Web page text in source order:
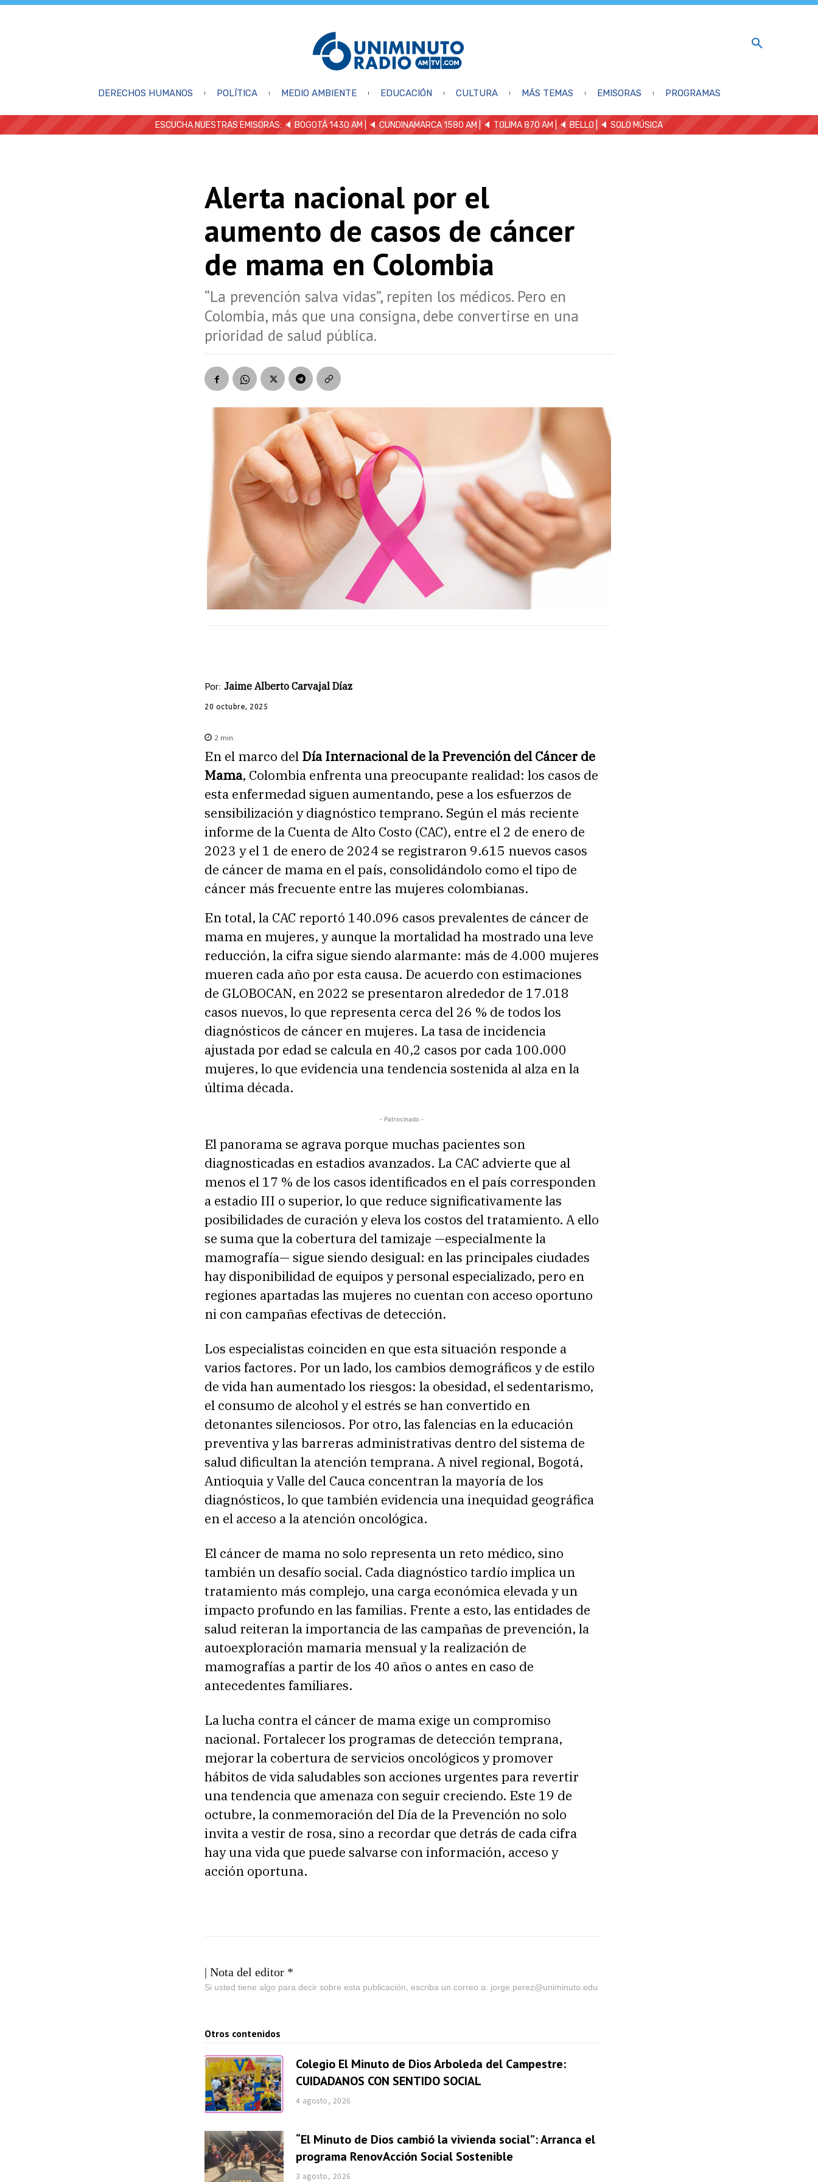
DERECHOS HUMANOS POLÍTICA MEDIO AMBIENTE EDUCACIÓN CULTURA MÁS TEMAS EMISORAS PROGRAMAS
ESCUCHA NUESTRAS EMISORAS: 🔈 BOGOTÁ 1430 AM | 🔈 CUNDINAMARCA 1580 AM | 🔈 TOLIMA 870 AM | 🔈 BELLO 🔈 SOLO MÚSICA
Alerta nacional por el
aumento de casos de cáncer
de mama en Colombia
“La prevención salva vidas”, repiten los médicos. Pero en
Colombia, más que una consigna, debe convertirse en una
prioridad de salud pública.
Por: Jaime Alberto Carvajal Díaz
20 octubre, 2025
2 min.
En el marco del Día Internacional de la Prevención del Cáncer de
Mama, Colombia enfrenta una preocupante realidad: los casos de
esta enfermedad siguen aumentando, pese a los esfuerzos de
sensibilización y diagnóstico temprano. Según el más reciente
informe de la Cuenta de Alto Costo (CAC), entre el 2 de enero de
2023 y el 1 de enero de 2024 se registraron 9.615 nuevos casos
de cáncer de mama en el país, consolidándolo como el tipo de
cáncer más frecuente entre las mujeres colombianas.
En total, la CAC reportó 140.096 casos prevalentes de cáncer de
mama en mujeres, y aunque la mortalidad ha mostrado una leve
reducción, la cifra sigue siendo alarmante: más de 4.000 mujeres
mueren cada año por esta causa. De acuerdo con estimaciones
de GLOBOCAN, en 2022 se presentaron alrededor de 17.018
casos nuevos, lo que representa cerca del 26 % de todos los
diagnósticos de cáncer en mujeres. La tasa de incidencia
ajustada por edad se calcula en 40,2 casos por cada 100.000
mujeres, lo que evidencia una tendencia sostenida al alza en la
última década.
- Patrocinado -
El panorama se agrava porque muchas pacientes son
diagnosticadas en estadios avanzados. La CAC advierte que al
menos el 17 % de los casos identificados en el país corresponden
a estadio III o superior, lo que reduce significativamente las
posibilidades de curación y eleva los costos del tratamiento. A ello
se suma que la cobertura del tamizaje —especialmente la
mamografía— sigue siendo desigual: en las principales ciudades
hay disponibilidad de equipos y personal especializado, pero en
regiones apartadas las mujeres no cuentan con acceso oportuno
ni con campañas efectivas de detección.
Los especialistas coinciden en que esta situación responde a
varios factores. Por un lado, los cambios demográficos y de estilo
de vida han aumentado los riesgos: la obesidad, el sedentarismo,
el consumo de alcohol y el estrés se han convertido en
detonantes silenciosos. Por otro, las falencias en la educación
preventiva y las barreras administrativas dentro del sistema de
salud dificultan la atención temprana. A nivel regional, Bogotá,
Antioquia y Valle del Cauca concentran la mayoría de los
diagnósticos, lo que también evidencia una inequidad geográfica
en el acceso a la atención oncológica.
El cáncer de mama no solo representa un reto médico, sino
también un desafío social. Cada diagnóstico tardío implica un
tratamiento más complejo, una carga económica elevada y un
impacto profundo en las familias. Frente a esto, las entidades de
salud reiteran la importancia de las campañas de prevención, la
autoexploración mamaria mensual y la realización de
mamografías a partir de los 40 años o antes en caso de
antecedentes familiares.
La lucha contra el cáncer de mama exige un compromiso
nacional. Fortalecer los programas de detección temprana,
mejorar la cobertura de servicios oncológicos y promover
hábitos de vida saludables son acciones urgentes para revertir
una tendencia que amenaza con seguir creciendo. Este 19 de
octubre, la conmemoración del Día de la Prevención no solo
invita a vestir de rosa, sino a recordar que detrás de cada cifra
hay una vida que puede salvarse con información, acceso y
acción oportuna.
| Nota del editor *
Si usted tiene algo para decir sobre esta publicación, escriba un correo a: jorge.perez@uniminuto.edu
Otros contenidos
Colegio El Minuto de Dios Arboleda del Campestre:
CUIDADANOS CON SENTIDO SOCIAL
4 agosto, 2026
“El Minuto de Dios cambió la vivienda social”: Arranca el
programa RenovAcción Social Sostenible
3 agosto, 2026